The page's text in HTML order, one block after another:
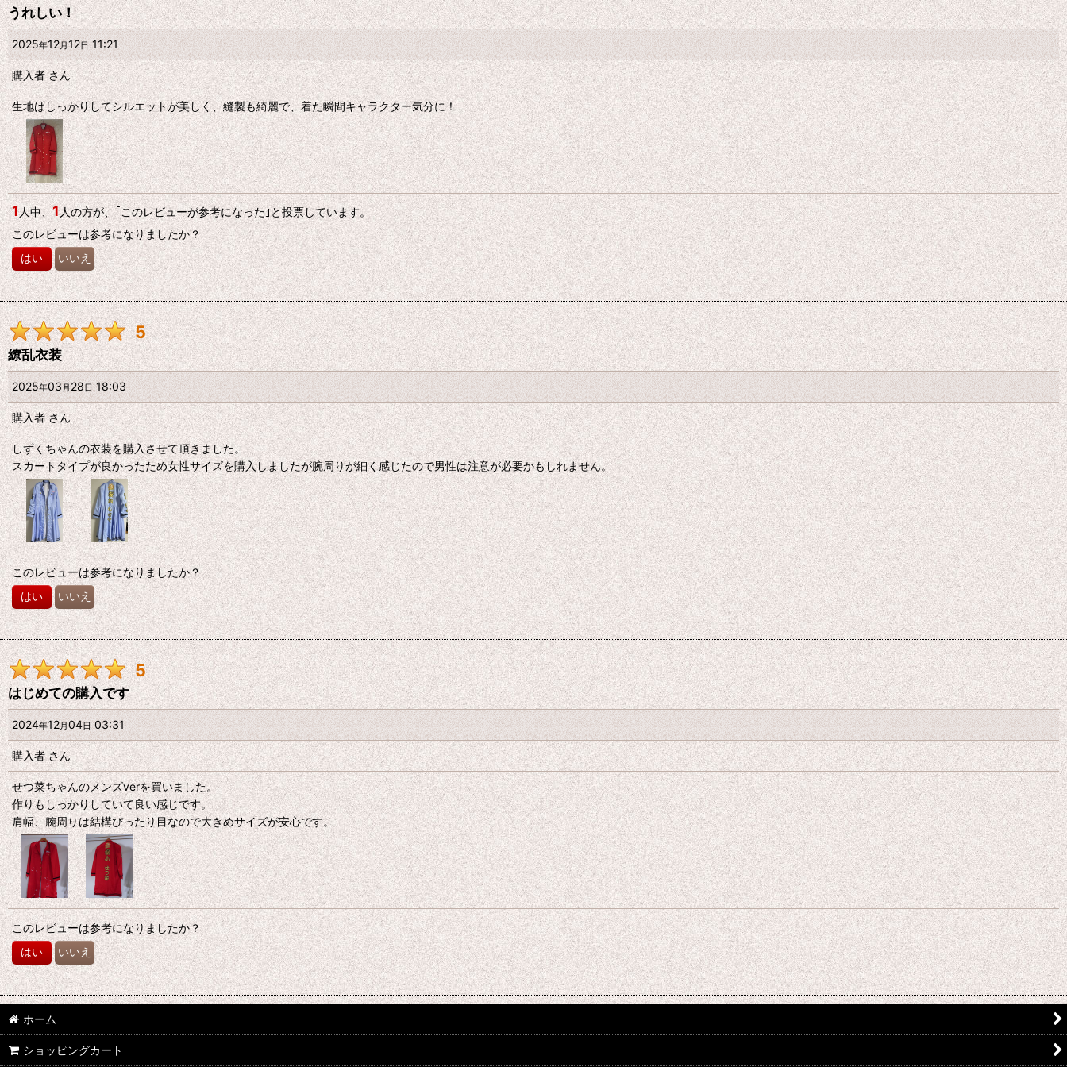
うれしい！
2025年12月12日11:21
購入者さん
生地はしっかりしてシルエットが美しく、縫製も綺麗で、着た瞬間キャラクター気分に！
1人中、1人の方が、｢このレビューが参考になった｣と投票しています。
このレビューは参考になりましたか？
はい いいえ
5
繚乱衣装
2025年03月28日18:03
購入者さん
しずくちゃんの衣装を購入させて頂きました。
スカートタイプが良かったため女性サイズを購入しましたが腕周りが細く感じたので男性は注意が必要かもしれません。
このレビューは参考になりましたか？
はい いいえ
5
はじめての購入です
2024年12月04日03:31
購入者さん
せつ菜ちゃんのメンズverを買いました。
作りもしっかりしていて良い感じです。
肩幅、腕周りは結構ぴったり目なので大きめサイズが安心です。
このレビューは参考になりましたか？
はい いいえ
ホーム
ショッピングカート